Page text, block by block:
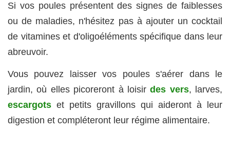
Si vos poules présentent des signes de faiblesses
ou de maladies, n'hésitez pas à ajouter un cocktail
de vitamines et d'oligoéléments spécifique dans leur
abreuvoir.
Vous pouvez laisser vos poules s'aérer dans le
jardin, où elles picoreront à loisirdes vers, larves,
escargots et petits gravillons qui aideront à leur
digestion et compléteront leur régime alimentaire.